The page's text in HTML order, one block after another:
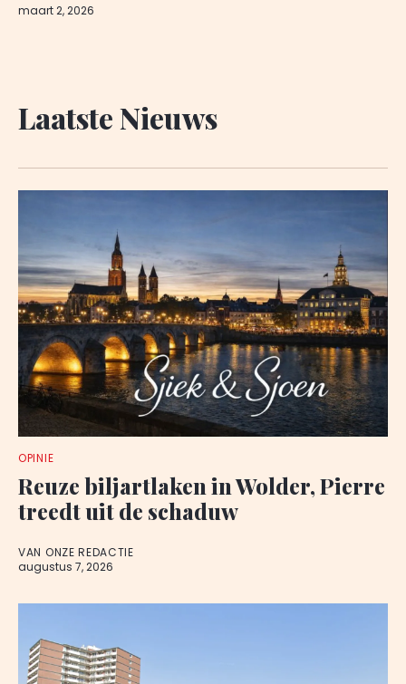
maart 2, 2026
Laatste Nieuws
OPINIE
Reuze biljartlaken in Wolder, Pierre
treedt uit de schaduw
VAN ONZE REDACTIE
augustus 7, 2026